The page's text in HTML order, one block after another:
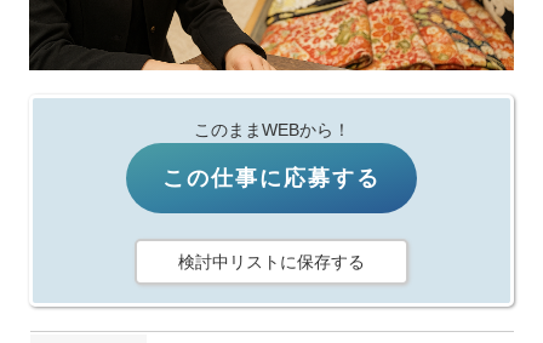
このままWEBから！
この仕事に応募する
検討中リストに保存する